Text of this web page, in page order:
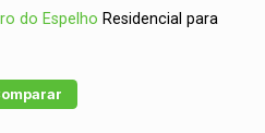
do Espelho Residencial para